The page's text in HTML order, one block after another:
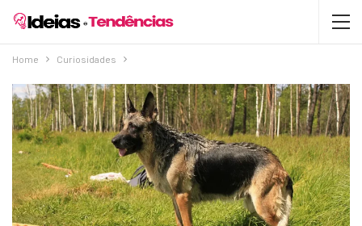
Home Curiosidades